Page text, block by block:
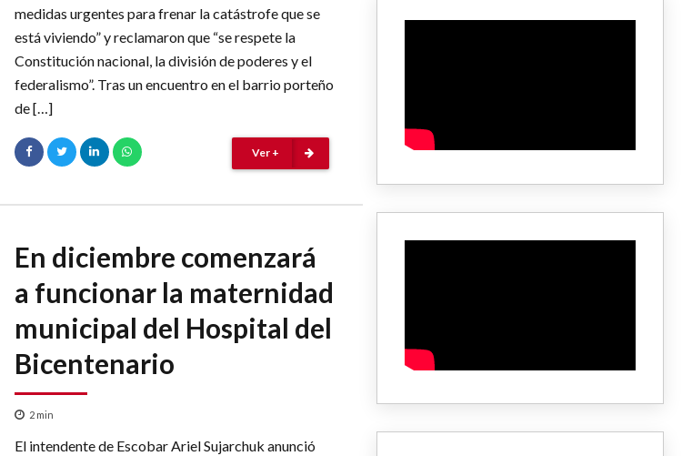
medidas urgentes para frenar la catástrofe que se
está viviendo” y reclamaron que “se respete la
Constitución nacional, la división de poderes y el
federalismo”. Tras un encuentro en el barrio porteño
de […]
Ver +
En diciembre comenzará
a funcionar la maternidad
municipal del Hospital del
Bicentenario
2 min
El intendente de Escobar Ariel Sujarchuk anunció